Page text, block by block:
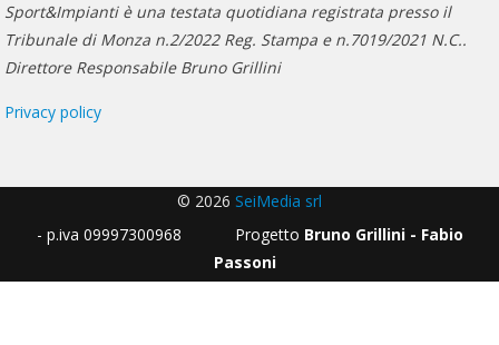
Sport&Impianti è una testata quotidiana registrata presso il
Tribunale di Monza n.2/2022 Reg. Stampa e n.7019/2021 N.C..
Direttore Responsabile Bruno Grillini
Privacy policy
© 2026 SeiMedia srl
- p.iva 09997300968 Progetto Bruno Grillini - Fabio
Passoni